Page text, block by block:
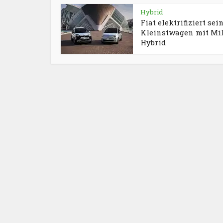
Hybrid
Fiat elektrifiziert
Kleinstwagen mit
Hybrid